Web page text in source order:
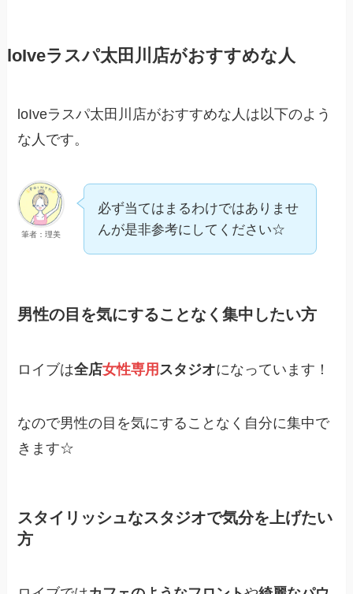
loIveラスパ太田川店がおすすめな人
loIveラスパ太田川店がおすすめな人は以下のよう
な人です。
筆者：理美
必ず当てはまるわけではありませ
んが是非参考にしてください☆
男性の目を気にすることなく集中したい方
ロイブは全店女性専用 スタジオになっています！
なので男性の目を気にすることなく自分に集中で
きます☆
スタイリッシュなスタジオで気分を上げたい
方